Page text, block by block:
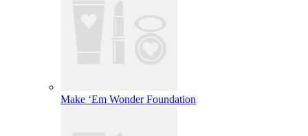
Make ‘Em Wonder Foundation